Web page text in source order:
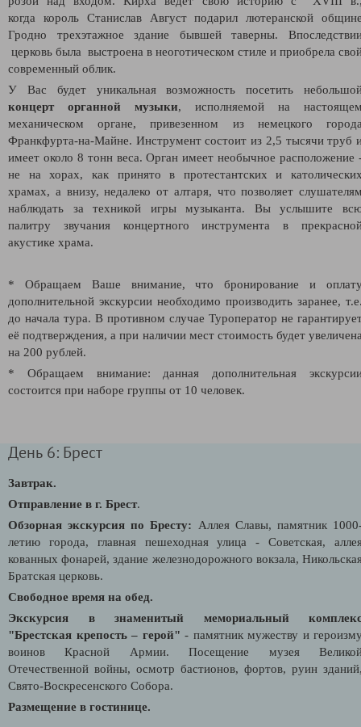
когда король Станислав Август подарил лютеранской
Гродно трехэтажное здание бывшей таверны.
церковь была выстроена в неоготическом стиле и приобрела
современный облик.
У Вас будет уникальная возможность посетить
концерт органной музыки, исполняемой на
механическом органе, привезенном из немецкого
Франкфурта-на-Майне. Инструмент состоит из 2,5 тысячи труб
имеет около 8 тонн веса. Орган имеет необычное расположение
не на хорах, как принято в протестантских и
храмах, а внизу, недалеко от алтаря, что позволяет
наблюдать за техникой игры музыканта. Вы услышите
палитру звучания концертного инструмента в
акустике храма.
* Обращаем Ваше внимание, что бронирование и
дополнительной экскурсии необходимо производить заранее,
до начала тура. В противном случае Туроператор не
её подтверждения, а при наличии мест стоимость будет
на 200 рублей.
* Обращаем внимание: данная дополнительная
состоится при наборе группы от 10 человек.
День 6: Брест
Завтрак.
Отправление в г. Брест.
Обзорная экскурсия по Бресту: Аллея Славы, памятник
летию города,
главная пешеходная улица - Советская,
кованных фонарей, здание железнодорожного вокзала,
Братская церковь.
Свободное время на обед.
Экскурсия в знаменитый мемориальный
"Брестская крепость – герой" - памятник мужеству и
воинов Красной Армии. Посещение музея
Отечественной войны, осмотр бастионов, фортов, руин
Свято-Воскресенского Собора.
Размещение в гостинице.